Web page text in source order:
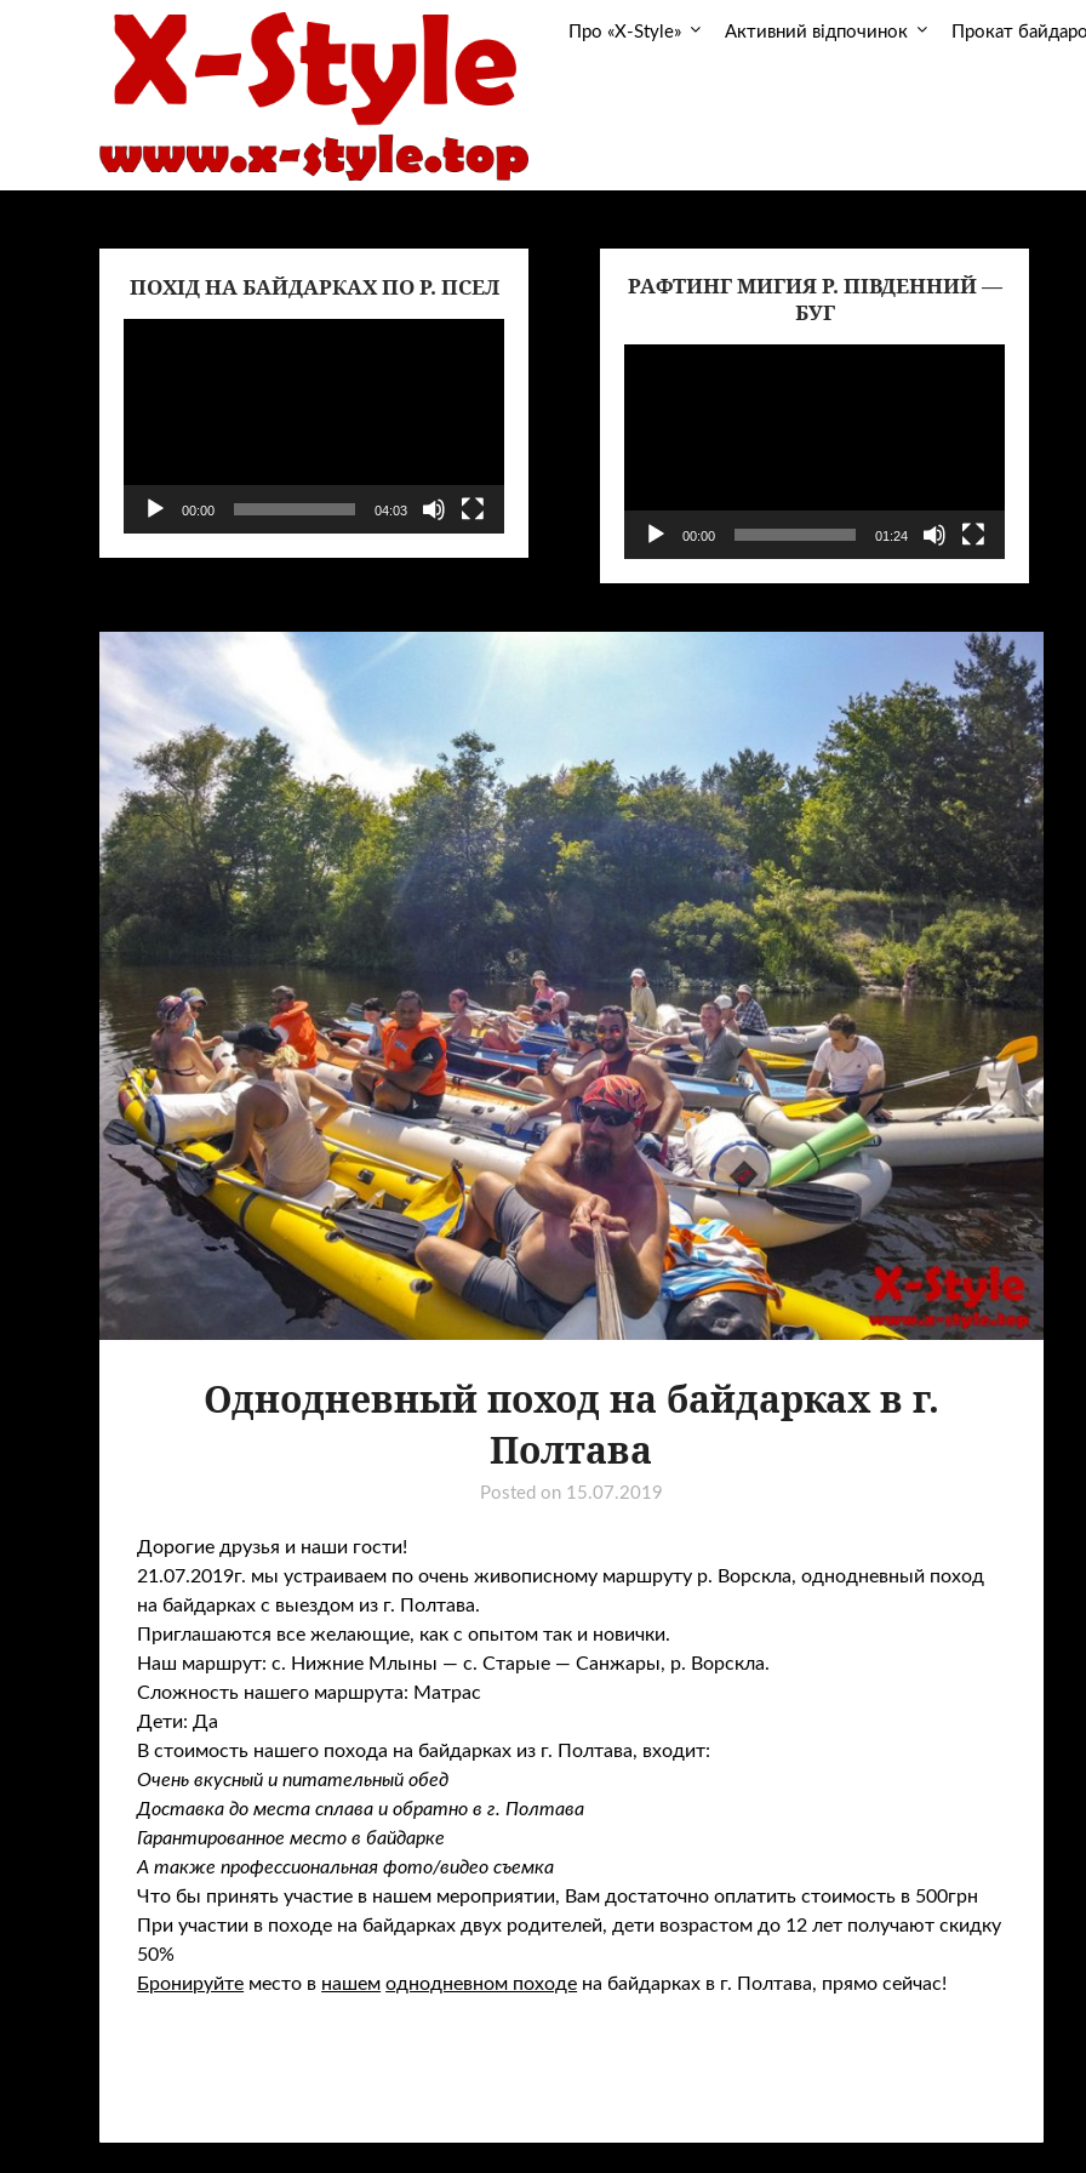
Про «X-Style» Активний відпочинок Прокат
ПОХІД НА БАЙДАРКАХ ПО Р. ПСЕЛ
00:00 04:03
РАФТИНГ МИГИЯ Р. ПІВДЕННИЙ —
БУГ
00:00 01:24
Однодневный поход на байдарках в г.
Полтава
Posted on 15.07.2019
Дорогие друзья и наши гости!
21.07.2019г. мы устраиваем по очень живописному маршруту р. Ворскла, однодневный поход
на байдарках с выездом из г. Полтава.
Приглашаются все желающие, как с опытом так и новички.
Наш маршрут: с. Нижние Млыны — с. Старые — Санжары, р. Ворскла.
Сложность нашего маршрута: Матрас
Дети: Да
В стоимость нашего похода на байдарках из г. Полтава, входит:
Очень вкусный и питательный обед
Доставка до места сплава и обратно в г. Полтава
Гарантированное место в байдарке
А также профессиональная фото/видео съемка
Что бы принять участие в нашем мероприятии, Вам достаточно оплатить стоимость в 500грн
При участии в походе на байдарках двух родителей, дети возрастом до 12 лет получают скидку
50%
Бронируйте место в нашем однодневном походе на байдарках в г. Полтава, прямо сейчас!